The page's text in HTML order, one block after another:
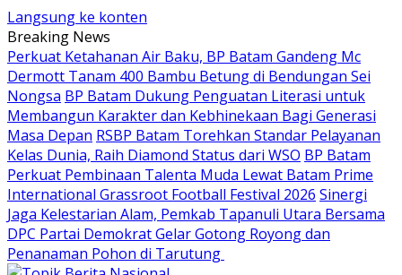
Langsung ke konten
Breaking News
Perkuat Ketahanan Air Baku, BP Batam Gandeng Mc
Dermott Tanam 400 Bambu Betung di Bendungan Sei
Nongsa BP Batam Dukung Penguatan Literasi untuk
Membangun Karakter dan Kebhinekaan Bagi Generasi
Masa Depan RSBP Batam Torehkan Standar Pelayanan
Kelas Dunia, Raih Diamond Status dari WSO BP Batam
Perkuat Pembinaan Talenta Muda Lewat Batam Prime
International Grassroot Football Festival 2026 Sinergi
Jaga Kelestarian Alam, Pemkab Tapanuli Utara Bersama
DPC Partai Demokrat Gelar Gotong Royong dan
Penanaman Pohon di Tarutung ‎